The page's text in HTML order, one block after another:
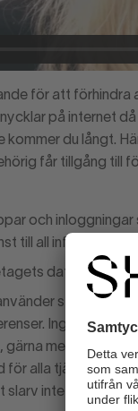
för att förhindra
på internet
kommer du långt.
får tillgång till
och
till all information.
datorer,
starka
Ingen ska
med olika
för alla tjänster.
slarv inte drabbar